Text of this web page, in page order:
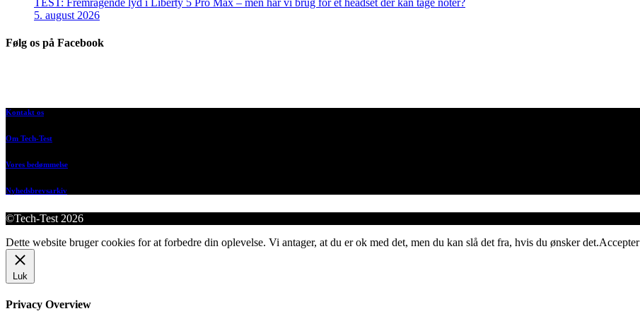
5. august 2026
Følg os på Facebook
Kontakt os
Om Tech-Test
Vores bedømmelse
Nyhedsbrevsarkiv
©Tech-Test 2026
Dette website bruger cookies for at forbedre din oplevelse. Vi antager, at du er ok med det, men du kan slå det fra, hvis du ønsker det.Accepter
Luk
Privacy Overview